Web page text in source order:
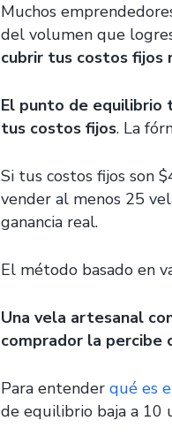
Muchos
del volumen que
cubrir tus costos fijos
El punto de equilibrio
tus costos fijos. La
Si tus costos fijos son
vender al menos 25
ganancia real.
El método basado en
Una vela artesanal
comprador la percibe
Para entender qué es
de equilibrio baja a 10